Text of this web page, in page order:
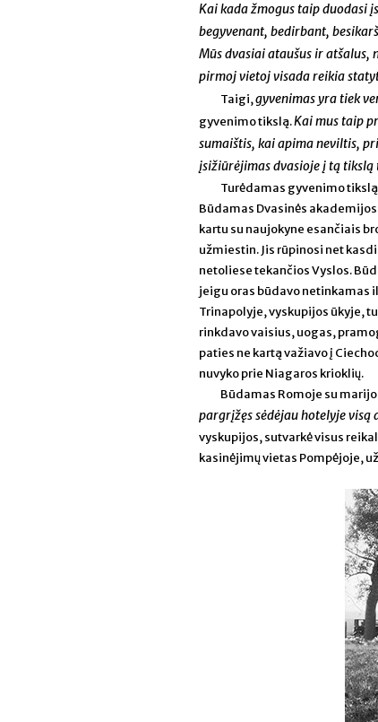
Kai kada žmogus taip duodasi
begyvenant, bedirbant,
Mūs dvasiai ataušus ir
pirmoj vietoj visada reikia
Taigi,gyvenimas yra tiek
gyvenimo tikslą.Kai mus taip
sumaištis, kai apima neviltis,
įsižiūrėjimas dvasioje į tą tikslą
Turėdamas gyvenimo
Būdamas Dvasinės
kartu su naujokyne esančiais
užmiestin. Jis rūpinosi net
netoliese tekančios Vyslos.
jeigu oras būdavo
Trinapolyje, vyskupijos ūkyje,
rinkdavo vaisius, uogas,
paties ne kartą važiavo į
nuvyko prie Niagaros krioklių.
Būdamas Romoje su
pargrįžęs sėdėjau hotelyje visą
vyskupijos, sutvarkė visus
kasinėjimų vietas Pompėjoje,